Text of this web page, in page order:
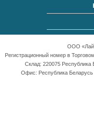
ООО
Регистрационный номер в
Склад: 220075 Республика
Офис: Республика